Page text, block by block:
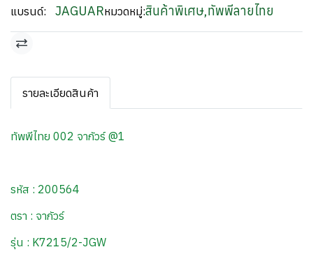
แบรนด์: JAGUARหมวดหมู่:สินค้าพิเศษ,ทัพพีลายไทย
รายละเอียดสินค้า
ทัพพีไทย 002 จากัวร์ @1
รหัส : 200564
ตรา : จากัวร์
รุ่น : K7215/2-JGW